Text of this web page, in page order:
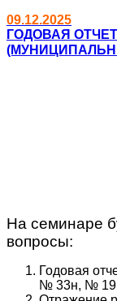
09.12.2025
ГОДОВАЯ
На семинаре
вопросы:
Годовая
№ 33н, №